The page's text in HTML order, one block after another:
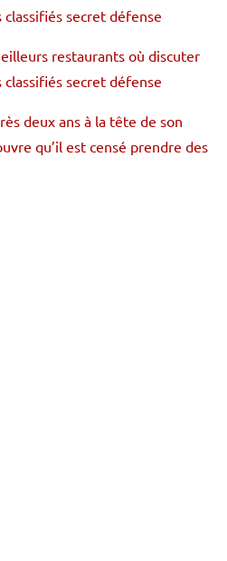
secret défense
restaurants où discuter
secret défense
deux ans à la tête de son
qu’il est censé prendre des